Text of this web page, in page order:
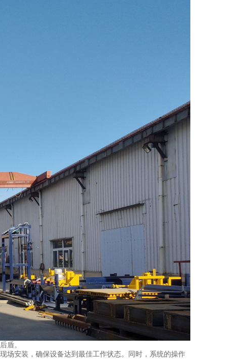
盾。
安装，确保设备达到最佳工作状态。同时，系统的操作